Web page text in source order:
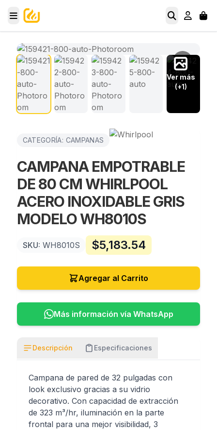
Ver más
(+1)
CATEGORÍA: CAMPANAS
CAMPANA EMPOTRABLE
DE 80 CM WHIRLPOOL
ACERO INOXIDABLE GRIS
MODELO WH8010S
SKU: WH8010S $5,183.54
Agregar al Carrito
Más información vía WhatsApp
Descripción Especificaciones
Campana de pared de 32 pulgadas con
look exclusivo gracias a su vidrio
decorativo. Con capacidad de extracción
de 323 m³/hr, iluminación en la parte
frontal para una mejor visibilidad, 3